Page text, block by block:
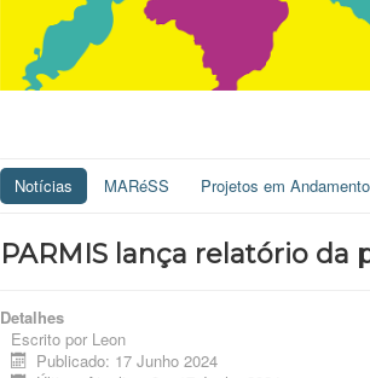
Notícias MARéSS Projetos em Andamento
PARMIS lança relatório da
Detalhes
Escrito por Leon
Publicado: 17 Junho 2024